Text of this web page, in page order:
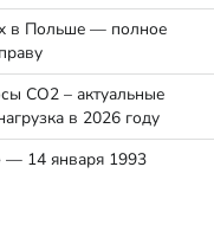
в Польше — полное
CO2 – актуальные
в 2026 году
— 14 января 1993